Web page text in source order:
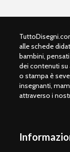
alle schede
bambini,
dei contenuti
o stampa è
insegnanti,
attraverso i